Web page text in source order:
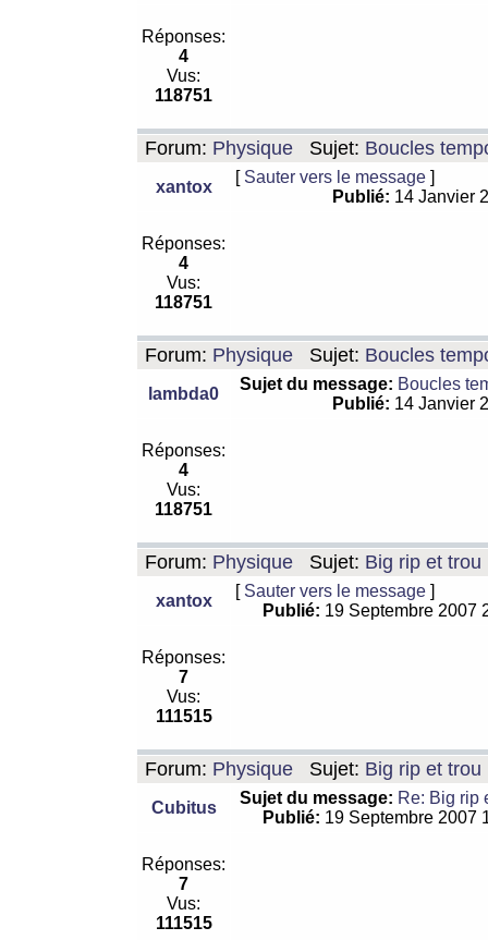
Réponses:
4
Vus:
118751
Forum: Physique Sujet: Boucles
xantox
[ Sauter vers le message ]
Publié: 14 Janvier
Réponses:
4
Vus:
118751
Forum: Physique Sujet: Boucles
lambda0
Sujet du message: Boucles
Publié: 14 Janvier
Réponses:
4
Vus:
118751
Forum: Physique Sujet: Big rip et trou
xantox
[ Sauter vers le message ]
Publié: 19 Septembre 2007
Réponses:
7
Vus:
111515
Forum: Physique Sujet: Big rip et trou
Cubitus
Sujet du message: Re: Big rip
Publié: 19 Septembre 2007
Réponses:
7
Vus:
111515